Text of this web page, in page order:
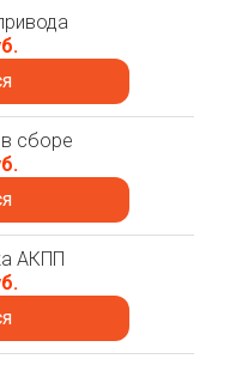
сборе
АКПП